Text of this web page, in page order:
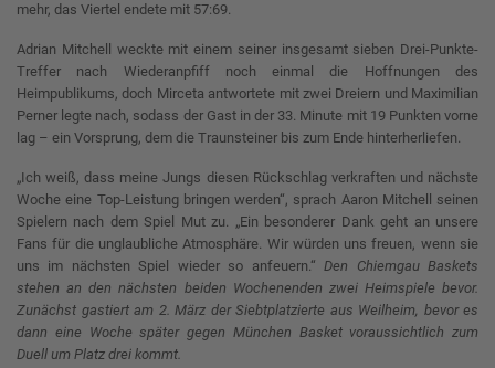
mehr, das Viertel endete mit 57:69.
Adrian Mitchell weckte mit einem seiner insgesamt sieben Drei-Punkte-
Treffer nach Wiederanpfiff noch einmal die Hoffnungen des
Heimpublikums, doch Mirceta antwortete mit zwei Dreiern und Maximilian
Perner legte nach, sodass der Gast in der 33. Minute mit 19 Punkten vorne
lag – ein Vorsprung, dem die Traunsteiner bis zum Ende hinterherliefen.
„Ich weiß, dass meine Jungs diesen Rückschlag verkraften und nächste
Woche eine Top-Leistung bringen werden“, sprach Aaron Mitchell seinen
Spielern nach dem Spiel Mut zu. „Ein besonderer Dank geht an unsere
Fans für die unglaubliche Atmosphäre. Wir würden uns freuen, wenn sie
uns im nächsten Spiel wieder so anfeuern.“Den Chiemgau Baskets
stehen an den nächsten beiden Wochenenden zwei Heimspiele bevor.
Zunächst gastiert am 2. März der Siebtplatzierte aus Weilheim, bevor es
dann eine Woche später gegen München Basket voraussichtlich zum
Duell um Platz drei kommt.